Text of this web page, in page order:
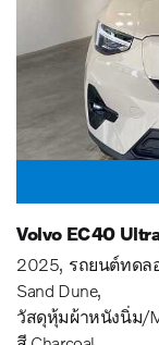
Volvo EC40
2025 รถยนต์ทดล
Sand Dune
วัสดุหุ้มผ้าหนังนิ่ม/